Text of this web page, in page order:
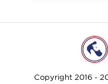
Copyright 2016 -